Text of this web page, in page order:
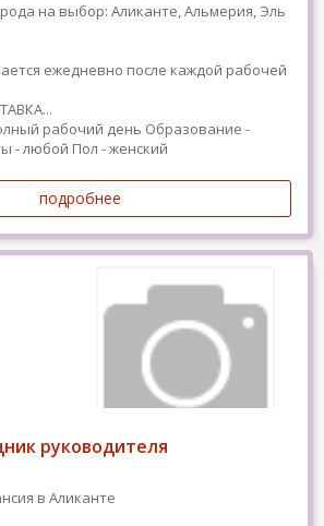
на выбор: Аликанте, Альмерия, Эль
ежедневно после каждой рабочей
рабочий день Образование -
- любой Пол - женский
подробнее
руководителя
в Аликанте